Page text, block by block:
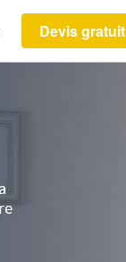
Devis gratuit